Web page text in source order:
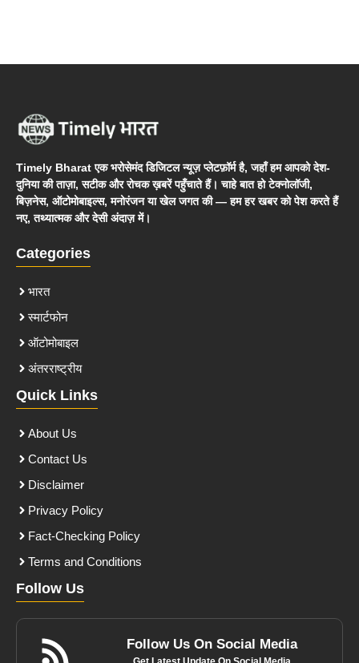
Timely Bharat एक भरोसेमंद डिजिटल न्यूज़ प्लेटफ़ॉर्म है, जहाँ हम आपको देश-
दुनिया की ताज़ा, सटीक और रोचक ख़बरें पहुँचाते हैं। चाहे बात हो टेक्नोलॉजी,
बिज़नेस, ऑटोमोबाइल्स, मनोरंजन या खेल जगत की — हम हर खबर को पेश करते हैं
नए, तथ्यात्मक और देसी अंदाज़ में।
Categories
भारत
स्मार्टफोन
ऑटोमोबाइल
अंतरराष्ट्रीय
Quick Links
About Us
Contact Us
Disclaimer
Privacy Policy
Fact-Checking Policy
Terms and Conditions
Follow Us
Follow Us On Social Media